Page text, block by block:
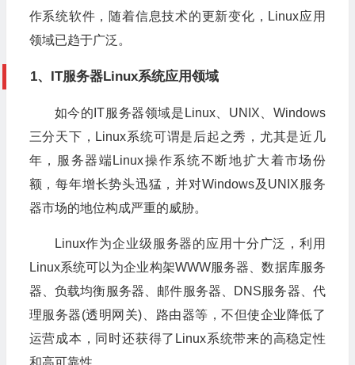
作系统软件，随着信息技术的更新变化，Linux应用
领域已趋于广泛。
1、IT服务器Linux系统应用领域
如今的IT服务器领域是Linux、UNIX、Windows
三分天下，Linux系统可谓是后起之秀，尤其是近几
年，服务器端Linux操作系统不断地扩大着市场份
额，每年增长势头迅猛，并对Windows及UNIX服务
器市场的地位构成严重的威胁。
Linux作为企业级服务器的应用十分广泛，利用
Linux系统可以为企业构架WWW服务器、数据库服务
器、负载均衡服务器、邮件服务器、DNS服务器、代
理服务器(透明网关)、路由器等，不但使企业降低了
运营成本，同时还获得了Linux系统带来的高稳定性
和高可靠性。